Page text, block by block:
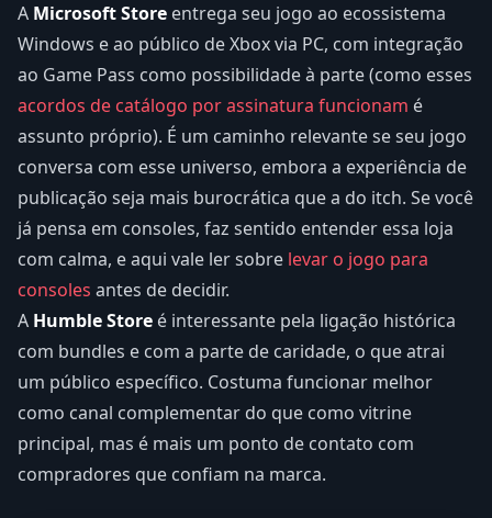
A Microsoft Store entrega seu jogo ao ecossistema
Windows e ao público de Xbox via PC, com integração
ao Game Pass como possibilidade à parte (como esses
acordos de catálogo por assinatura funcionam é
assunto próprio). É um caminho relevante se seu jogo
conversa com esse universo, embora a experiência de
publicação seja mais burocrática que a do itch. Se você
já pensa em consoles, faz sentido entender essa loja
com calma, e aqui vale ler sobre levar o jogo para
consoles antes de decidir.
A Humble Store é interessante pela ligação histórica
com bundles e com a parte de caridade, o que atrai
um público específico. Costuma funcionar melhor
como canal complementar do que como vitrine
principal, mas é mais um ponto de contato com
compradores que confiam na marca.